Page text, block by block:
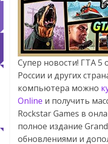
Супер новости! ГТА 5
России и других
компьютера можно
Online и получить
Rockstar Games в
полное издание
обновлениями и